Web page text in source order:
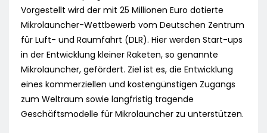
Vorgestellt wird der mit 25 Millionen Euro dotierte
Mikrolauncher-Wettbewerb vom Deutschen Zentrum
für Luft- und Raumfahrt (DLR). Hier werden Start-ups
in der Entwicklung kleiner Raketen, so genannte
Mikrolauncher, gefördert. Ziel ist es, die Entwicklung
eines kommerziellen und kostengünstigen Zugangs
zum Weltraum sowie langfristig tragende
Geschäftsmodelle für Mikrolauncher zu unterstützen.